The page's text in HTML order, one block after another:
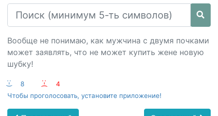
Вообще не понимаю, как мужчина с двумя почками
может заявлять, что не может купить жене новую
шубку!
:-) 8 :-(
4
Чтобы проголосовать, установите приложение!